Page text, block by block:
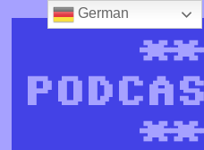
German